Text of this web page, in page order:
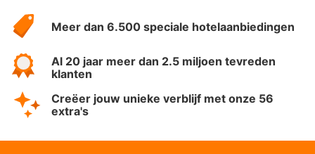
HotelSpecials
Meer dan 6.500 speciale hotelaanbiedingen
Al 20 jaar meer dan 2.5 miljoen tevreden
klanten
Creëer jouw unieke verblijf met onze 56
extra's